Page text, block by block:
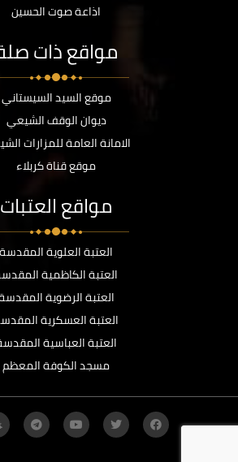
اذاعة صوت الحسين
مواقع ذات
موقع السيد السيستاني
ديوان الوقف الشيعي
الامانة العامة للمزارات
موقع قناة كربلاء
مواقع العتبات
العتبة العلوية المقدسة
العتبة الكاظمية
العتبة الرضوية
العتبة العسكرية
العتبة العباسية
مسجد الكوفة المعظم